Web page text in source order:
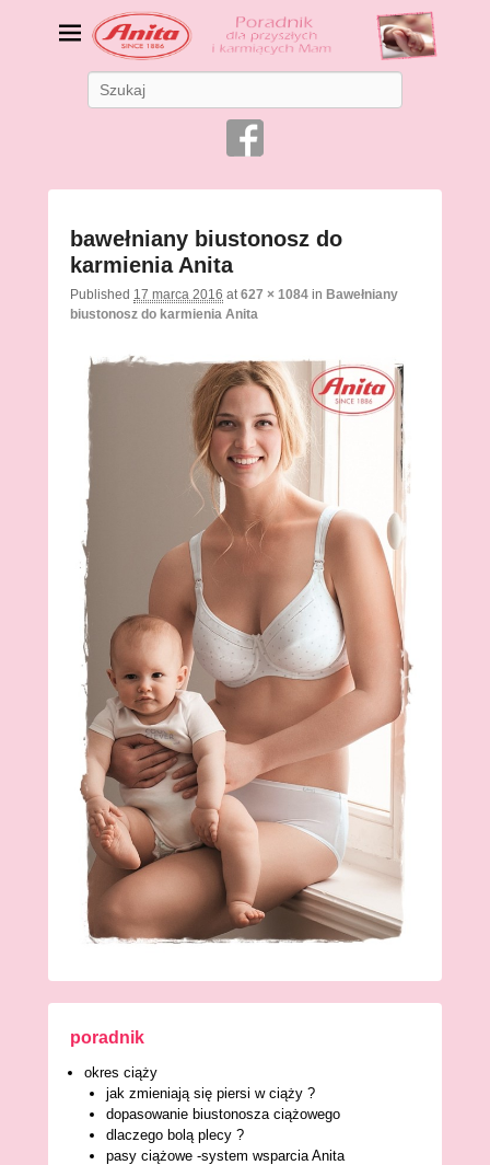
Bielizna ciążowa i do
karmienia
Bielizna dla Mam
bawełniany biustonosz do
karmienia Anita
Published 17 marca 2016 at627 × 1084 in Bawełniany
biustonosz do karmienia Anita
poradnik
okres ciąży
jak zmieniają się piersi w ciąży ?
dopasowanie biustonosza ciążowego
dlaczego bolą plecy ?
pasy ciążowe -system wsparcia Anita